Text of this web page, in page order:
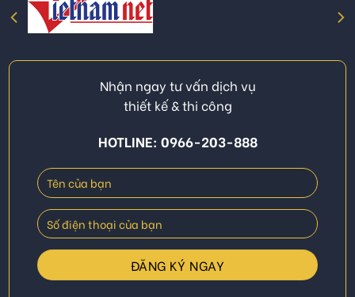
Nhận ngay tư vấn dịch vụ
thiết kế & thi công
HOTLINE: 0966-203-888